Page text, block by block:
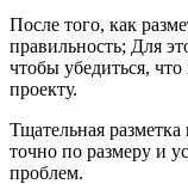
После того, как
правильность; Для
чтобы убедиться,
проекту.
Тщательная
точно по размеру и
проблем.